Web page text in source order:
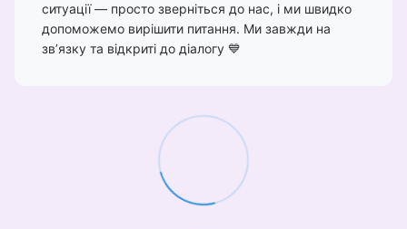
ситуації — просто зверніться до нас, і ми швидко
допоможемо вирішити питання. Ми завжди на
зв’язку та відкриті до діалогу 💙